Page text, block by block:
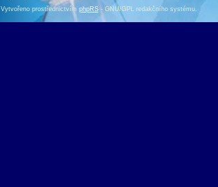
Vytvořeno prostřednictvím phpRS - GNU/GPL redakčního systému.